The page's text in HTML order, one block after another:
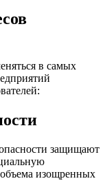
в самых
защищают
изощренных